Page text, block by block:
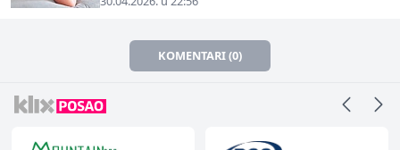
KOMENTARI (0)